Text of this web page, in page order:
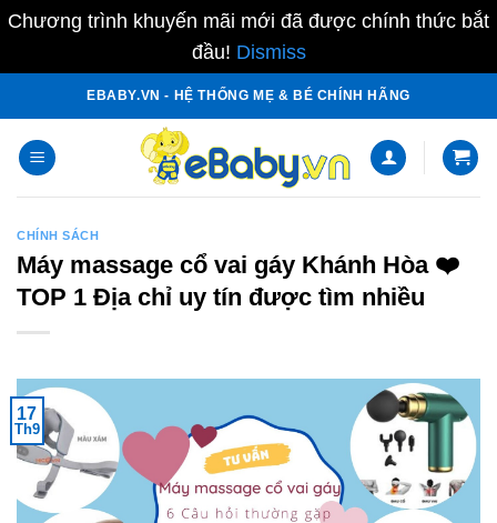
Chương trình khuyến mãi mới đã được chính thức bắt
đầu! Dismiss
content
EBABY.VN - HỆ THỐNG MẸ & BÉ CHÍNH HÃNG
CHÍNH SÁCH
Máy massage cổ vai gáy Khánh Hòa ❤️️
TOP 1 Địa chỉ uy tín được tìm nhiều
17
Th9